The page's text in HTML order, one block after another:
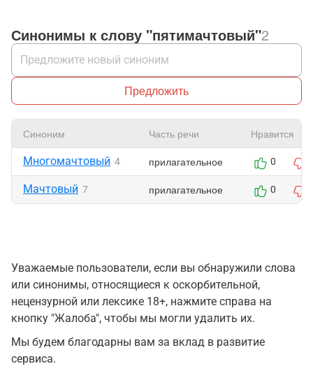
Синонимы к слову "пятимачтовый"2
Предложить
Синоним Часть речи Нравится
Многомачтовый 4 прилагательное 0
Мачтовый 7 прилагательное 0
Уважаемые пользователи, если вы обнаружили слова
или синонимы, относящиеся к оскорбительной,
нецензурной или лексике 18+, нажмите справа на
кнопку "Жалоба", чтобы мы могли удалить их.
Мы будем благодарны вам за вклад в развитие
сервиса.